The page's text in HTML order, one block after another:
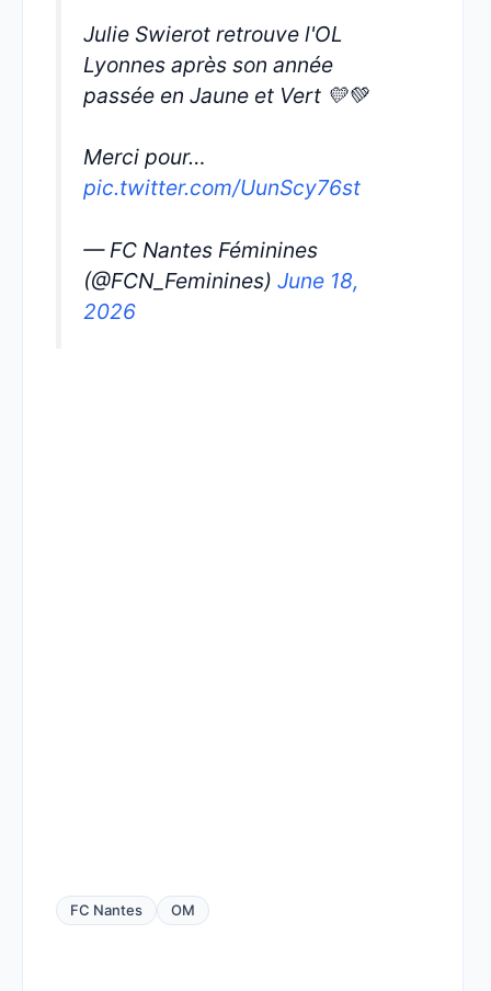
Julie Swierot retrouve l'OL
Lyonnes après son année
passée en Jaune et Vert 💛💚
Merci pour…
pic.twitter.com/UunScy76st
— FC Nantes Féminines
(@FCN_Feminines) June 18,
2026
FC Nantes OM